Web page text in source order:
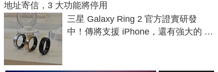
地址寄信，3 大功能將停用
三星 Galaxy Ring 2 官方證實研發
中！傳將支援 iPhone，還有強大的 AI